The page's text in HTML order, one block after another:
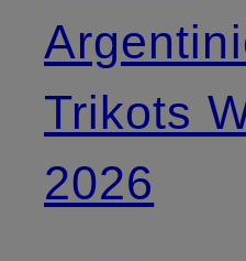
Trikots
2026